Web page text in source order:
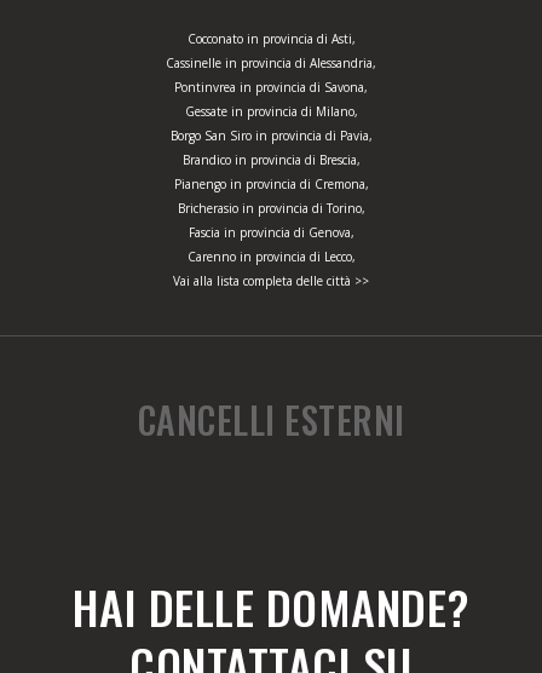
Cocconato in provincia di Asti,
Cassinelle in provincia di Alessandria,
Pontinvrea in provincia di Savona,
Gessate in provincia di Milano,
Borgo San Siro in provincia di Pavia,
Brandico in provincia di Brescia,
Pianengo in provincia di Cremona,
Bricherasio in provincia di Torino,
Fascia in provincia di Genova,
Carenno in provincia di Lecco,
Vai alla lista completa delle città >>
CANCELLI ESTERNI
HAI DELLE DOMANDE?